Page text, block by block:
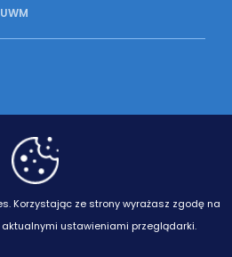
Korzystając ze strony wyrażasz zgodę na
aktualnymi ustawieniami przeglądarki.